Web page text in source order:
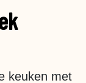
keuken met